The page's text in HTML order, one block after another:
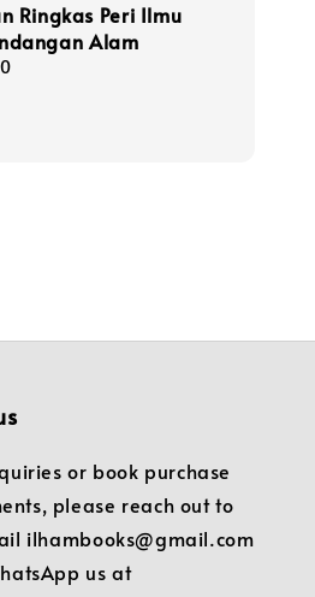
Ringkas Peri Ilmu
Alam
or book purchase
please reach out to
ilhambooks@gmail.com
us at